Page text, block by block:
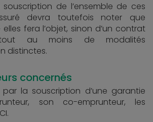
de l’ensemble de ces
devra toutefois noter que
fera l’objet, sinon d’un contrat
tout au moins de modalités
distinctes.
concernés
la souscription d’une garantie
son co-emprunteur, les